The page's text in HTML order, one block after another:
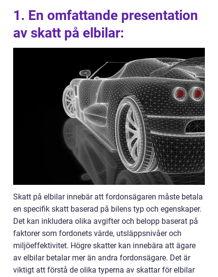
1. En omfattande presentation
av skatt på elbilar:
Skatt på elbilar innebär att fordonsägaren måste betala
en specifik skatt baserad på bilens typ och egenskaper.
Det kan inkludera olika avgifter och belopp baserat på
faktorer som fordonets värde, utsläppsnivåer och
miljöeffektivitet. Högre skatter kan innebära att ägare
av elbilar betalar mer än andra fordonsägare. Det är
viktigt att förstå de olika typerna av skattar för elbilar